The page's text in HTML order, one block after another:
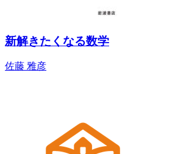
新解きたくなる数学
佐藤 雅彦